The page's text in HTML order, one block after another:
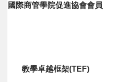
國際商管學院促進協會會員
教學卓越框架(TEF)